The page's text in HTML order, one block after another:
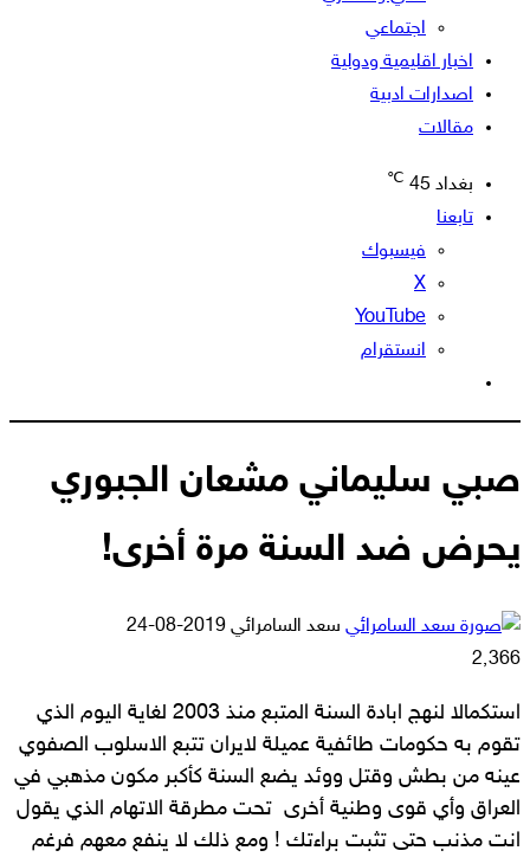
اجتماعي
اخبار اقليمية ودولية
اصدارات ادبية
مقالات
بغداد 45
℃
تابعنا
فيسبوك
‫X
‫YouTube
انستقرام
المظلم
صبي سليماني مشعان الجبوري
يحرض ضد السنة مرة أخرى!
سعد السامرائي أرسل
2019-08-24
2٬366
استكمالا لنهج ابادة السنة المتبع منذ 2003 لغاية اليوم الذي
تقوم به حكومات طائفية عميلة لايران تتبع الاسلوب الصفوي
عينه من بطش وقتل ووئد يضع السنة كأكبر مكون مذهبي في
العراق وأي قوى وطنية أخرى تحت مطرقة الاتهام الذي يقول
انت مذنب حتى تثبت براءتك ! ومع ذلك لا ينفع معهم فرغم